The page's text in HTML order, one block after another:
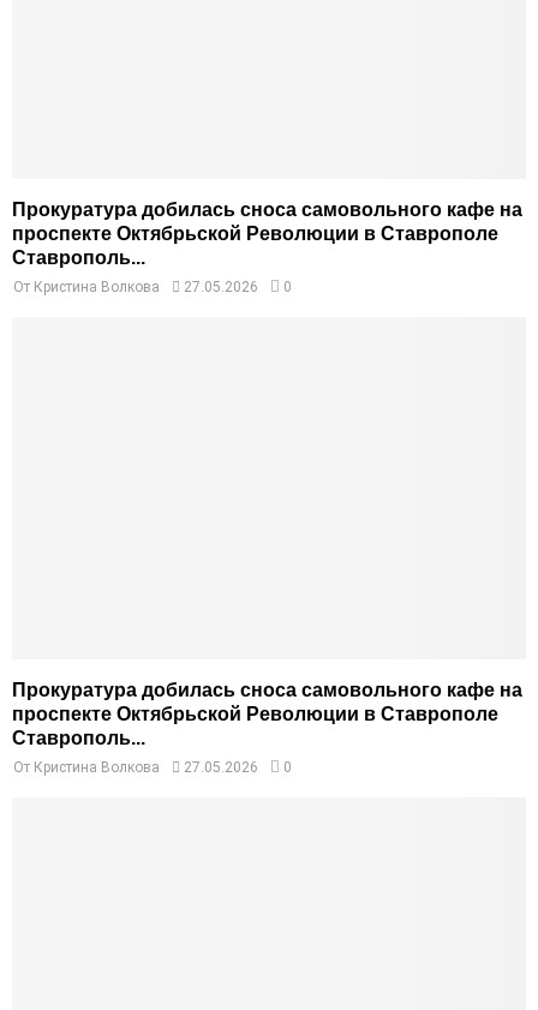
Прокуратура добилась сноса самовольного кафе на
проспекте Октябрьской Революции в Ставрополе
Ставрополь...
От Кристина Волкова 27.05.2026 0
Прокуратура добилась сноса самовольного кафе на
проспекте Октябрьской Революции в Ставрополе
Ставрополь...
От Кристина Волкова 27.05.2026 0